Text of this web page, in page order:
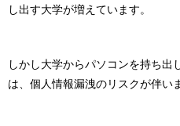
し出す大学が増えています。
しかし大学からパソコンを持ち出
は、個人情報漏洩のリスクが伴い